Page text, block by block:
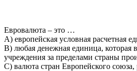
Евровалюта – это …
A) европейская условная расчетная
B) любая денежная единица, которая
учреждения за пределами страны
C) валюта стран Европейского